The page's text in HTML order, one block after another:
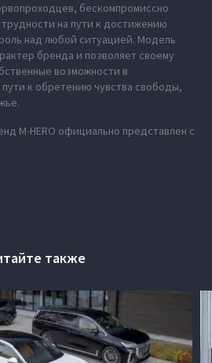
бескомпромиссно
на пути к достижению
над любой ситуацией. Модель
бренда и позволяет своему
возможности в
к обретению чувства свободы,
M‑HERO официально представлен с
также